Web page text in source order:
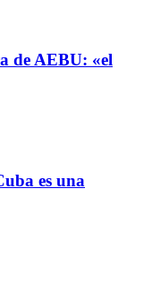
de AEBU: «el
es una